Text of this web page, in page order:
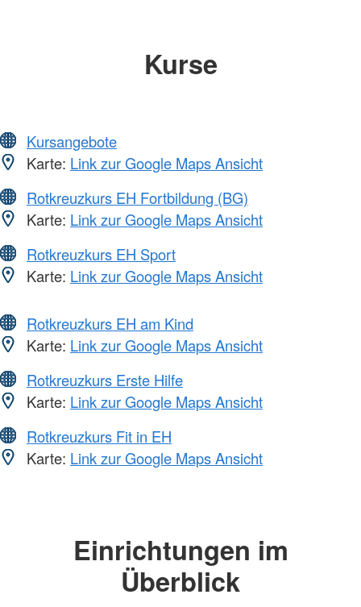
Kurse
Kursangebote
Karte: Link zur Google Maps Ansicht
Rotkreuzkurs EH Fortbildung (BG)
Karte: Link zur Google Maps Ansicht
Rotkreuzkurs EH Sport
Karte: Link zur Google Maps Ansicht
Rotkreuzkurs EH am Kind
Karte: Link zur Google Maps Ansicht
Rotkreuzkurs Erste Hilfe
Karte: Link zur Google Maps Ansicht
Rotkreuzkurs Fit in EH
Karte: Link zur Google Maps Ansicht
Einrichtungen im
Überblick